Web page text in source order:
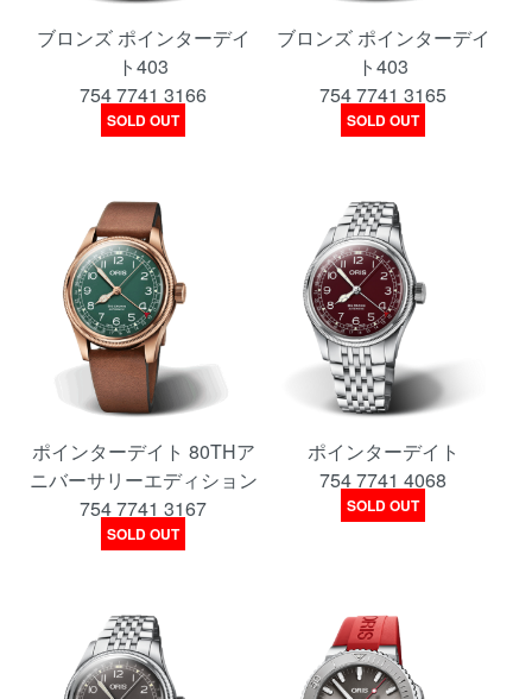
ブロンズ ポインターデイ
ト403
754 7741 3166
SOLD OUT
ブロンズ ポインターデイ
ト403
754 7741 3165
SOLD OUT
ポインターデイト 80THア
ニバーサリーエディション
754 7741 3167
SOLD OUT
ポインターデイト
754 7741 4068
SOLD OUT